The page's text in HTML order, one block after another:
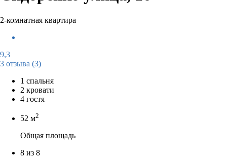
2-комнатная квартира
9,3
3 отзыва (3)
1 спальня
2 кровати
4 гостя
52 м2
Общая площадь
8 из 8